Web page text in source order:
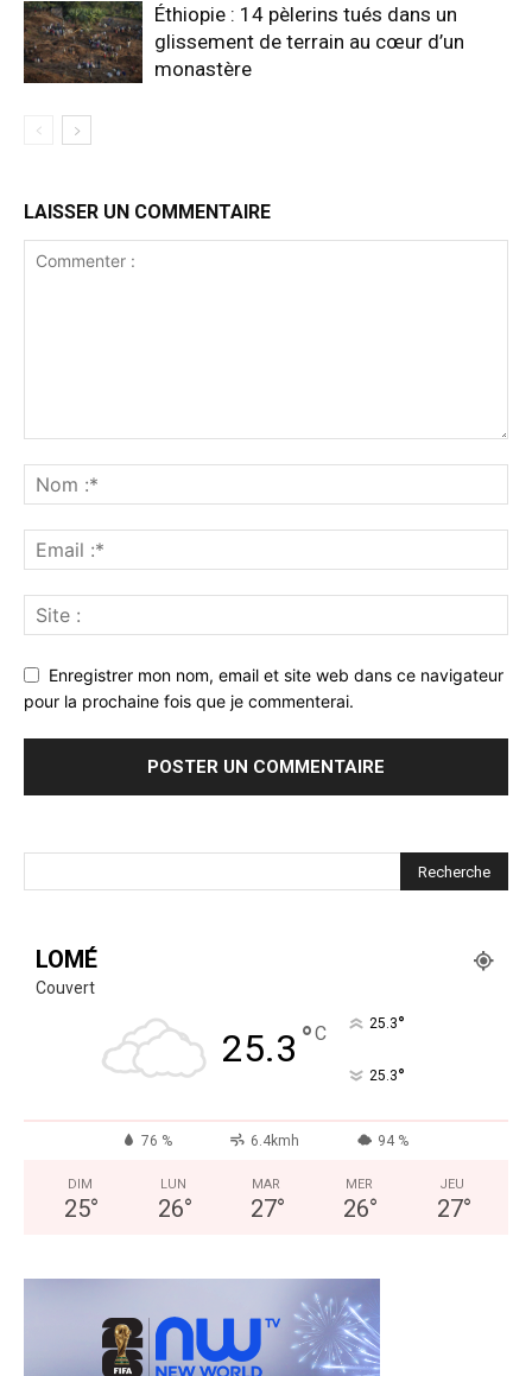
Éthiopie : 14 pèlerins tués dans un
glissement de terrain au cœur d’un
monastère
LAISSER UN COMMENTAIRE
Enregistrer mon nom, email et site web dans ce navigateur
pour la prochaine fois que je commenterai.
LOMÉ
Couvert
25.3 °C 25.3°
25.3°
76 % 6.4kmh 94 %
DIM
25°
LUN
26°
MAR
27°
MER
26°
JEU
27°